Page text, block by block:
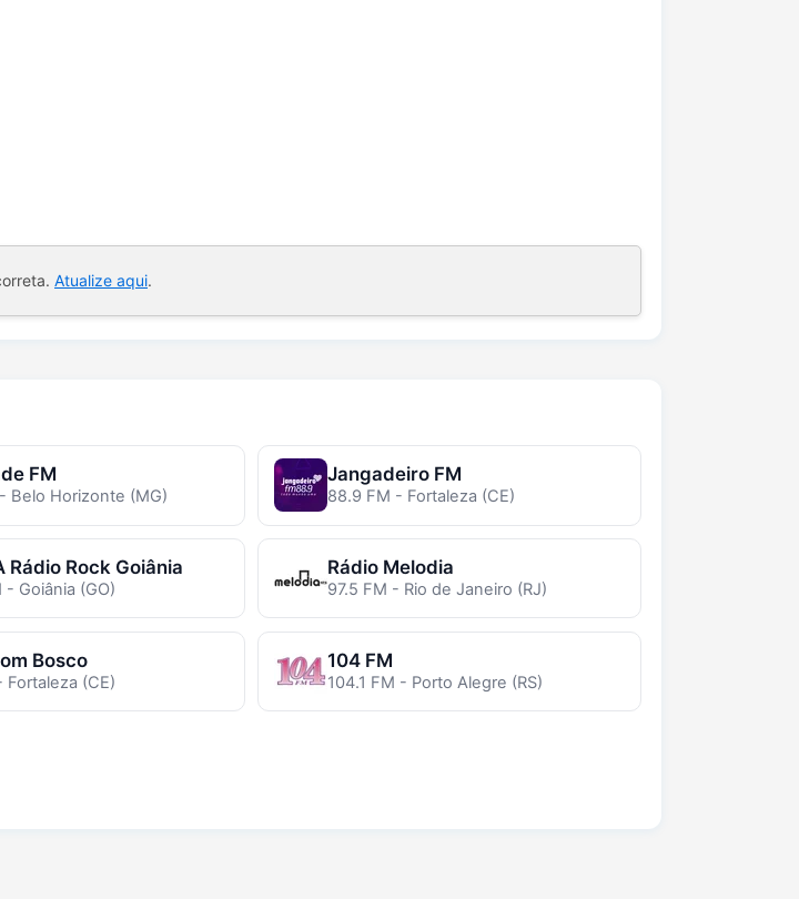
Atualize aqui.
FM
Belo Horizonte (MG)
Jangadeiro FM
88.9 FM - Fortaleza (CE)
Rádio Rock Goiânia
- Goiânia (GO)
Rádio Melodia
97.5 FM - Rio de Janeiro (RJ)
Bosco
Fortaleza (CE)
104 FM
104.1 FM - Porto Alegre (RS)